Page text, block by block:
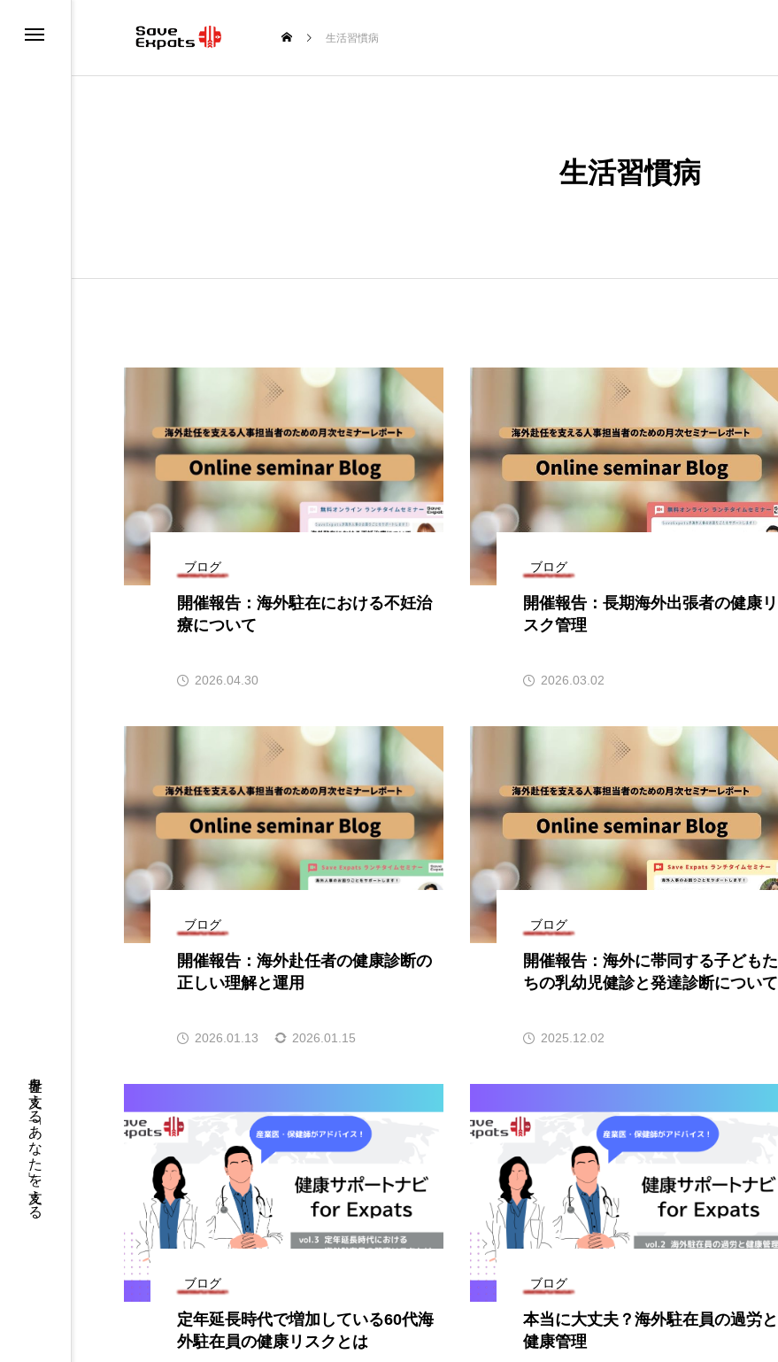
世界を支える「あなた」を支える
生活習慣病
生活習慣病
ブログ
開催報告：海外駐在における不妊治
療について
2026.04.30
ブログ
開催報告：長期海外出張者の健康リ
スク管理
2026.03.02
ブログ
開催報告：海外赴任者の健康診断の
正しい理解と運用
2026.01.13 2026.01.15
ブログ
開催報告：海外に帯同する子どもた
ちの乳幼児健診と発達診断について
2025.12.02
ブログ
定年延長時代で増加している60代海
外駐在員の健康リスクとは
ブログ
本当に大丈夫？海外駐在員の過労と
健康管理